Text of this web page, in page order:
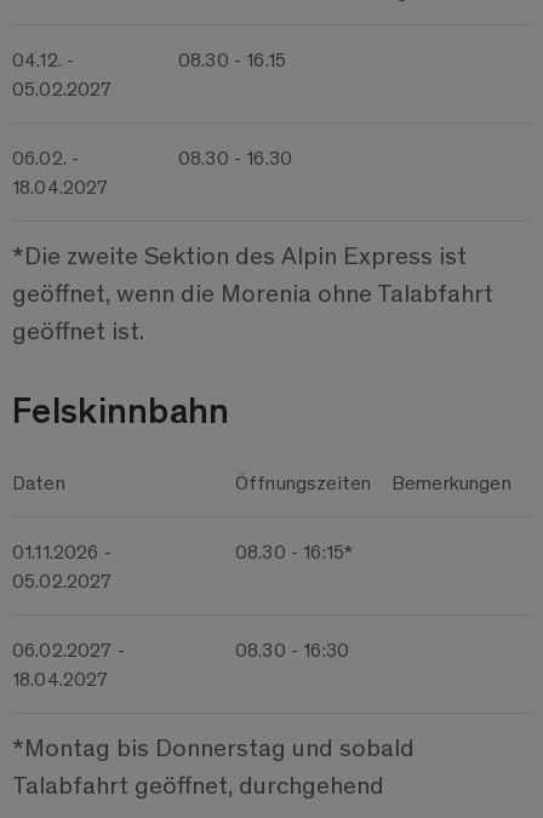
*Die zweite Sektion des Alpin Express ist
geöffnet, wenn die Morenia ohne Talabfahrt
geöffnet ist.
04.12. -
05.02.2027
08.30 - 16.15
06.02. -
18.04.2027
08.30 - 16.30
Felskinnbahn
*Montag bis Donnerstag und sobald
Talabfahrt geöffnet, durchgehend
Daten Öffnungszeiten Bemerkungen
01.11.2026 -
05.02.2027
08.30 - 16:15*
06.02.2027 -
18.04.2027
08.30 - 16:30